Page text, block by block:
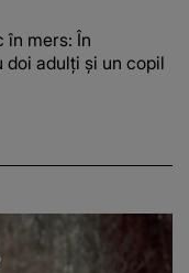
în mers: În
doi adulți și un copil